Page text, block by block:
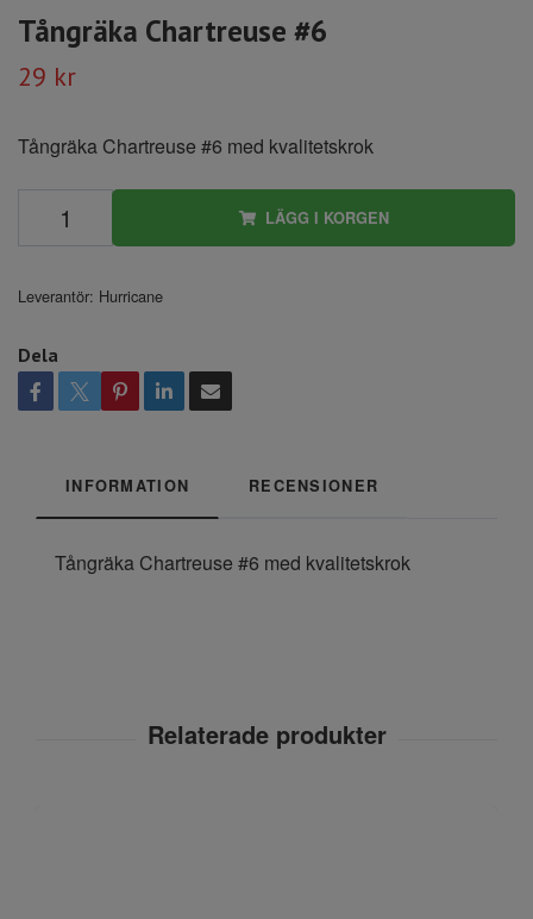
Tångräka Chartreuse #6
29 kr
Tångräka Chartreuse #6 med kvalitetskrok
LÄGG I KORGEN
Leverantör: Hurricane
Dela
INFORMATION RECENSIONER
Tångräka Chartreuse #6 med kvalitetskrok